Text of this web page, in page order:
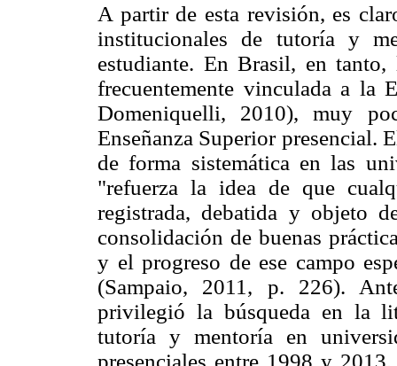
A partir de esta revisión, es
institucionales de tutoría y
estudiante. En Brasil, en tanto,
frecuentemente vinculada a la
Domeniquelli, 2010), muy
Enseñanza Superior presencial.
de forma sistemática en las
"refuerza la idea de que
registrada, debatida y objeto
consolidación de buenas
y el progreso de ese campo
(Sampaio, 2011, p. 226).
privilegió la búsqueda en la
tutoría y mentoría en
presenciales entre 1998 y